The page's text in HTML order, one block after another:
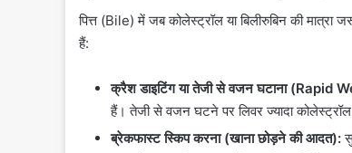
पित्त (Bile) में जब कोलेस्ट्रॉल या बिलीरुबिन की मात्रा
हैं:
क्रैश डाइटिंग या तेजी से वजन घटाना (Rapid
हैं। तेजी से वजन घटने पर लिवर ज्यादा
ब्रेकफास्ट स्किप करना (खाना छोड़ने की आदत):